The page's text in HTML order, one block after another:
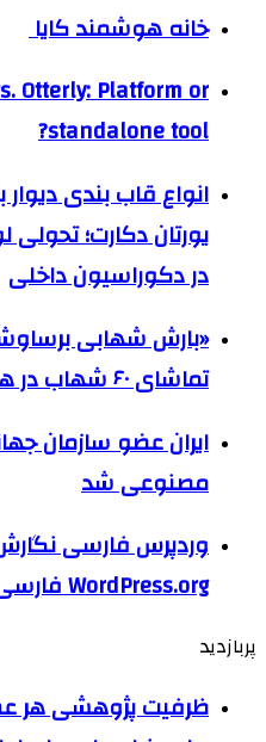
خانه هوشمند کایا
Otterly: Platform or
standalone tool?
انواع قاب بندی
یورتان دکارت؛
در دکوراسیون داخلی
«بارش شهابی
تماشای ۶۰ شهاب در هر ساعت!
ایران عضو سازمان
مصنوعی شد
WordPress.org فارسی
پربازدید
ظرفیت پژوهشی هر